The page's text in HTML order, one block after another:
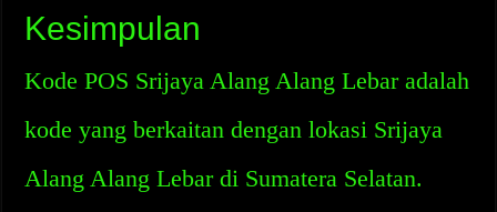
Kesimpulan
Kode POS Srijaya Alang Alang Lebar adalah
kode yang berkaitan dengan lokasi Srijaya
Alang Alang Lebar di Sumatera Selatan.